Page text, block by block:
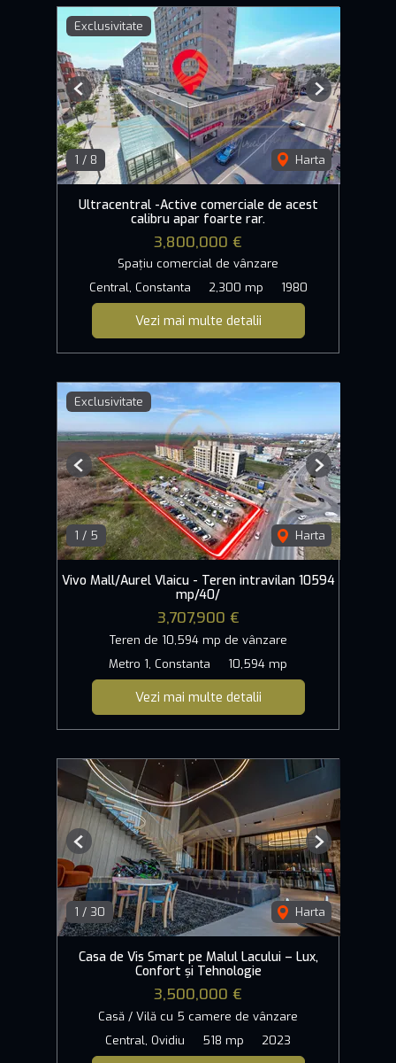
Exclusivitate
1 / 8 Harta
Previous Next
Ultracentral -Active comerciale de acest
calibru apar foarte rar.
3,800,000 €
Spațiu comercial de vânzare
Central, Constanta
2,300 mp 1980
Vezi mai multe detalii
Exclusivitate
1 / 5 Harta
Previous Next
Vivo Mall/Aurel Vlaicu - Teren intravilan 10594
mp/40/
3,707,900 €
Teren de 10,594 mp de vânzare
Metro 1, Constanta
10,594 mp
Vezi mai multe detalii
1 / 30 Harta
Previous Next
Casa de Vis Smart pe Malul Lacului – Lux,
Confort și Tehnologie
3,500,000 €
Casă / Vilă cu 5 camere de vânzare
Central, Ovidiu
518 mp 2023